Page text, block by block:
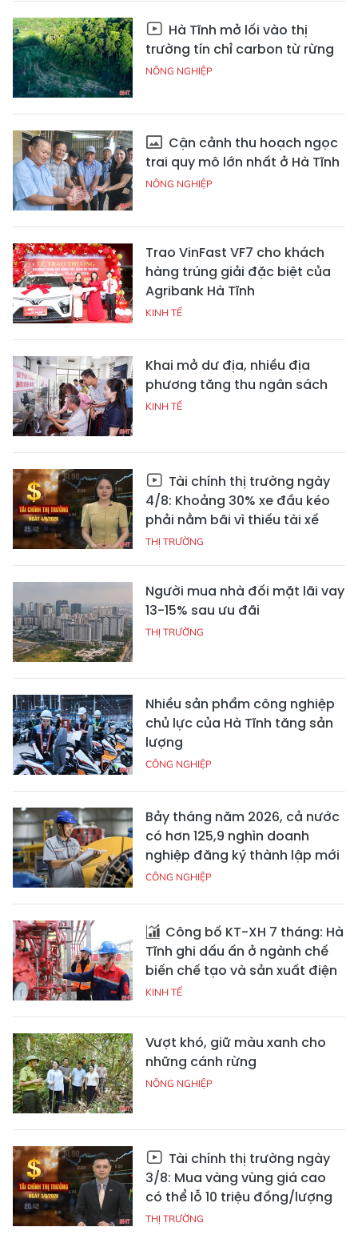
Hà Tĩnh mở lối vào thị
trường tín chỉ carbon từ rừng
NÔNG NGHIỆP
Cận cảnh thu hoạch ngọc
trai quy mô lớn nhất ở Hà Tĩnh
NÔNG NGHIỆP
Trao VinFast VF7 cho khách
hàng trúng giải đặc biệt của
Agribank Hà Tĩnh
KINH TẾ
Khai mở dư địa, nhiều địa
phương tăng thu ngân sách
KINH TẾ
Tài chính thị trường ngày
4/8: Khoảng 30% xe đầu kéo
phải nằm bãi vì thiếu tài xế
THỊ TRƯỜNG
Người mua nhà đối mặt lãi vay
13-15% sau ưu đãi
THỊ TRƯỜNG
Nhiều sản phẩm công nghiệp
chủ lực của Hà Tĩnh tăng sản
lượng
CÔNG NGHIỆP
Bảy tháng năm 2026, cả nước
có hơn 125,9 nghìn doanh
nghiệp đăng ký thành lập mới
CÔNG NGHIỆP
Công bố KT-XH 7 tháng: Hà
Tĩnh ghi dấu ấn ở ngành chế
biến chế tạo và sản xuất điện
KINH TẾ
Vượt khó, giữ màu xanh cho
những cánh rừng
NÔNG NGHIỆP
Tài chính thị trường ngày
3/8: Mua vàng vùng giá cao
có thể lỗ 10 triệu đồng/lượng
THỊ TRƯỜNG